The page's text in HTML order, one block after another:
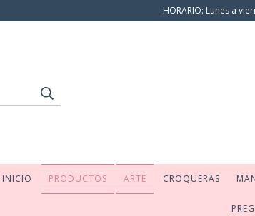
HORARIO: Lunes a
INICIO PRODUCTOS ARTE CROQUERAS